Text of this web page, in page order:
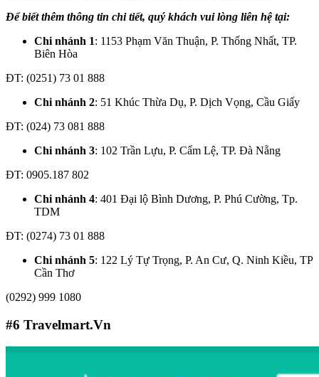
Để biết thêm thông tin chi tiết, quý khách vui lòng liên hệ tại:
Chi nhánh 1: 1153 Phạm Văn Thuận, P. Thống Nhất, TP.
Biên Hòa
ĐT: (0251) 73 01 888
Chi nhánh 2: 51 Khúc Thừa Dụ, P. Dịch Vọng, Cầu Giấy
ĐT: (024) 73 081 888
Chi nhánh 3: 102 Trần Lựu, P. Cẩm Lệ, TP. Đà Nẵng
ĐT: 0905.187 802
Chi nhánh 4: 401 Đại lộ Bình Dương, P. Phú Cường, Tp.
TDM
ĐT: (0274) 73 01 888
Chi nhánh 5: 122 Lý Tự Trọng, P. An Cư, Q. Ninh Kiều, TP
Cần Thơ
(0292) 999 1080
#6 Travelmart.Vn